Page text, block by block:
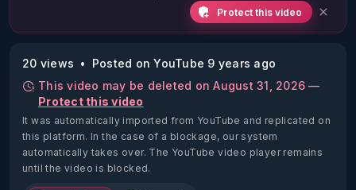
Protect this video
20 views
Posted on YouTube 9 years ago
This video may be deleted on August 31, 2026 —
Protect this video
It was automatically imported from YouTube and replicated on
this platform. In the case of a blockage, our system
automatically takes over. The YouTube video player remains
until the video is blocked.